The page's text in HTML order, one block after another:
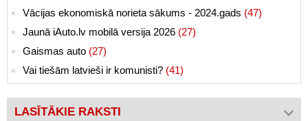
Vācijas ekonomiskā norieta sākums - 2024.gads (47)
Jaunā iAuto.lv mobilā versija 2026 (27)
Gaismas auto (27)
Vai tiešām latvieši ir komunisti? (41)
LASĪTĀKIE RAKSTI